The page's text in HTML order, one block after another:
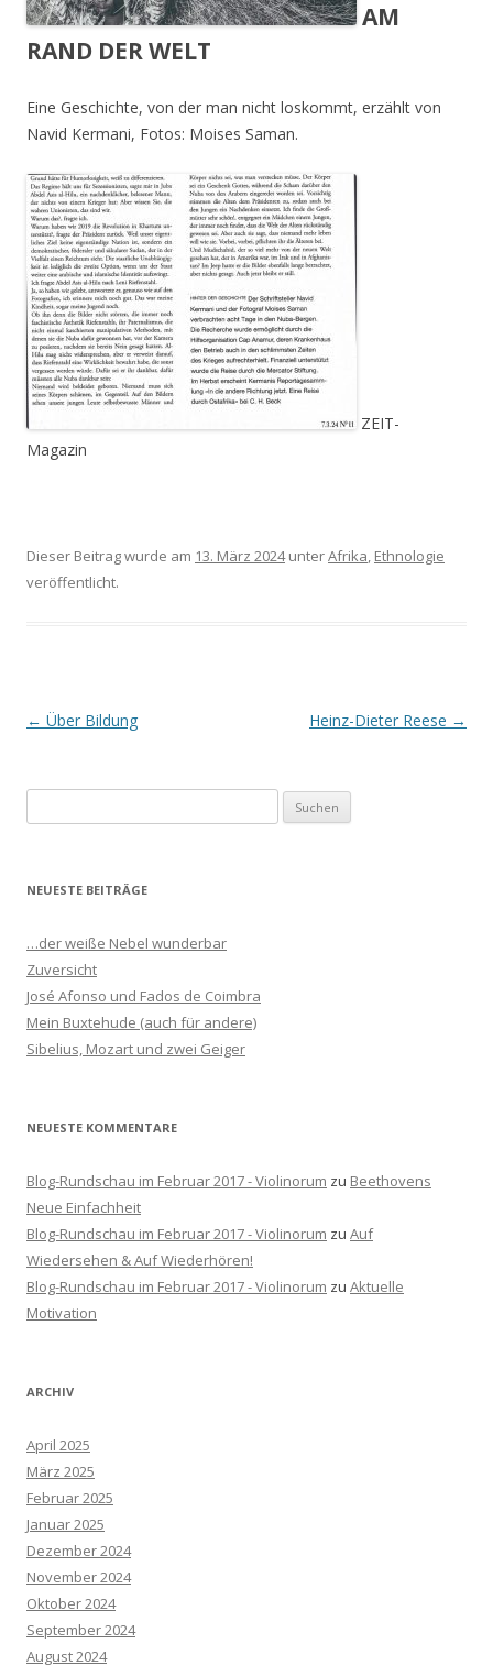
AM
RAND DER WELT
Eine Geschichte, von der man nicht loskommt, erzählt von
Navid Kermani, Fotos: Moises Saman.
ZEIT-
Magazin
Dieser Beitrag wurde am 13. März 2024unterAfrika, Ethnologie
veröffentlicht.
Beitrags-
← Über Bildung Heinz-Dieter Reese →
u
h
n
a
c
h
NEUESTE BEITRÄGE
…der weiße Nebel wunderbar
Zuversicht
José Afonso und Fados de Coimbra
Mein Buxtehude (auch für andere)
Sibelius, Mozart und zwei Geiger
NEUESTE KOMMENTARE
Blog-Rundschau im Februar 2017 - Violinorum zu Beethovens
Neue Einfachheit
Blog-Rundschau im Februar 2017 - Violinorum zu Auf
Wiedersehen & Auf Wiederhören!
Blog-Rundschau im Februar 2017 - Violinorum zu Aktuelle
Motivation
ARCHIV
April 2025
März 2025
Februar 2025
Januar 2025
Dezember 2024
November 2024
Oktober 2024
September 2024
August 2024